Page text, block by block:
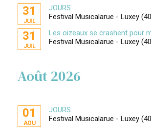
31
JUIL
JOURS
Festival Musicalarue - Luxey
31
JUIL
Les oizeaux se crashent pour
Festival Musicalarue - Luxey
Août 2026
01
AOU
JOURS
Festival Musicalarue - Luxey